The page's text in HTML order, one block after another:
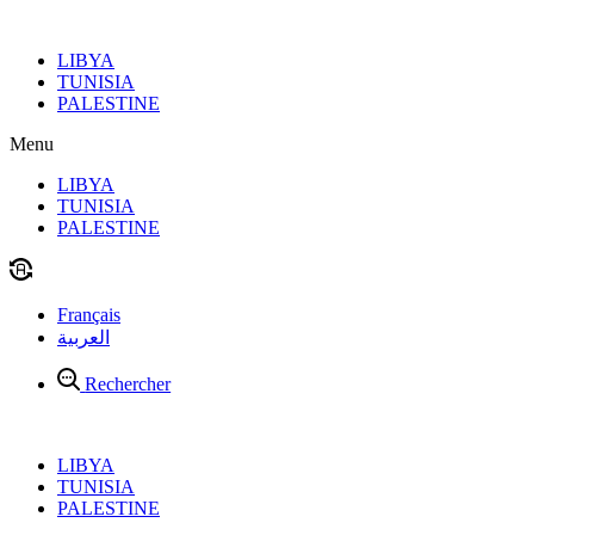
contenuLIBYA
TUNISIA
PALESTINE
Menu
LIBYA
TUNISIA
PALESTINE
Français
العربية
Rechercher
LIBYA
TUNISIA
PALESTINE